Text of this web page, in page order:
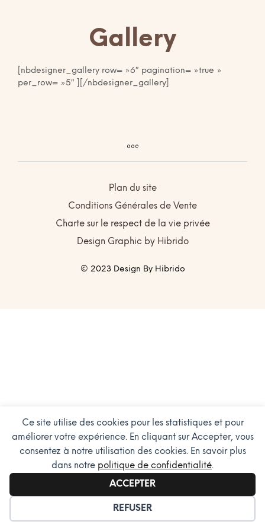
Ce site utilise des cookies pour les statistiques et pour
améliorer votre expérience. En cliquant sur Accepter, vous
consentez à notre utilisation des cookies. En savoir plus
dans notre politique de confidentialité.
ACCEPTER
REFUSER
GÉRER LES COOKIES
Gallery
[nbdesigner_gallery row= »6″ pagination= »true »
per_row= »5″ ][/nbdesigner_gallery]
Plan du site
Conditions Générales de Vente
Charte sur le respect de la vie privée
Design Graphic by Hibrido
© 2023 Design By Hibrido